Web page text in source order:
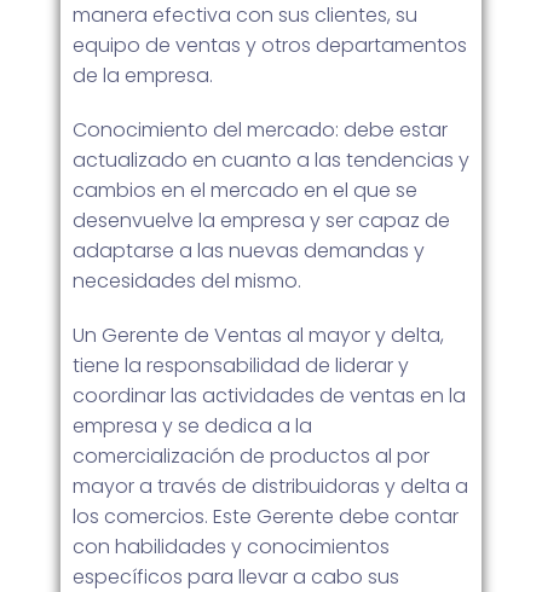
manera efectiva con sus clientes, su
equipo de ventas y otros departamentos
de la empresa.
Conocimiento del mercado: debe estar
actualizado en cuanto a las tendencias y
cambios en el mercado en el que se
desenvuelve la empresa y ser capaz de
adaptarse a las nuevas demandas y
necesidades del mismo.
Un Gerente de Ventas al mayor y delta,
tiene la responsabilidad de liderar y
coordinar las actividades de ventas en la
empresa y se dedica a la
comercialización de productos al por
mayor a través de distribuidoras y delta a
los comercios. Este Gerente debe contar
con habilidades y conocimientos
específicos para llevar a cabo sus